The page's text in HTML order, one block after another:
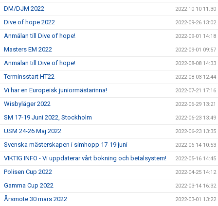
DM/DJM 2022 2022-10-10 11:30
Dive of hope 2022 2022-09-26 13:02
Anmälan till Dive of hope! 2022-09-01 14:18
Masters EM 2022 2022-09-01 09:57
Anmälan till Dive of hope! 2022-08-08 14:33
Terminsstart HT22 2022-08-03 12:44
Vi har en Europeisk juniormästarinna! 2022-07-21 17:16
Wisbyläger 2022 2022-06-29 13:21
SM 17-19 Juni 2022, Stockholm 2022-06-23 13:49
USM 24-26 Maj 2022 2022-06-23 13:35
Svenska mästerskapen i simhopp 17-19 juni 2022-06-14 10:53
VIKTIG INFO - Vi uppdaterar vårt bokning och betalsystem! 2022-05-16 14:45
Polisen Cup 2022 2022-04-25 14:12
Gamma Cup 2022 2022-03-14 16:32
Årsmöte 30 mars 2022 2022-03-01 13:22